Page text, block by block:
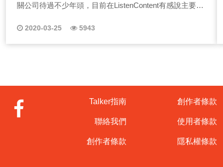
關公司待過不少年頭，目前在ListenContent有感說主要負
動等等。 說到辦活動相信不少人都有經驗，那辦活動這
關活動，還是小小的聚餐、生日party，相信大家多少都有
難，請聽我娓娓道來！你也想要辦活動卻又沒有經驗嗎？
最近有個朋友突然跑來跟我求救，慘了！公司的中秋員工
活動突然叫我辦！完全沒想法呀~別擔心！只要掌握兩大
2020-03-25 5943
Talker指南
聯絡我們
創作者條款
創作者條款
使用者條款
隱私權條款